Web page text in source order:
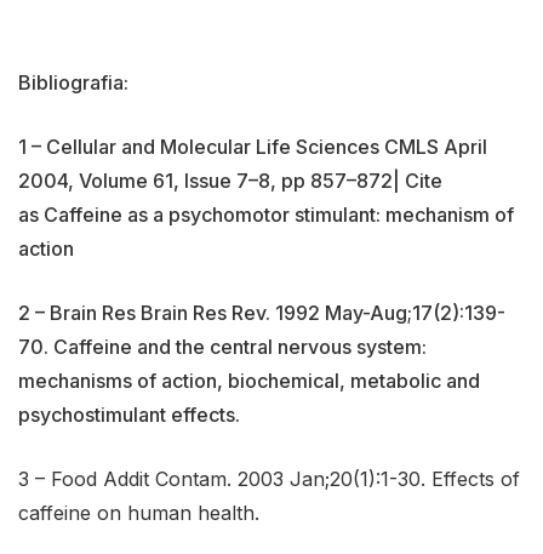
Bibliografia:
1 – Cellular and Molecular Life Sciences CMLS April
2004, Volume 61, Issue 7–8, pp 857–872| Cite
as Caffeine as a psychomotor stimulant: mechanism of
action
2 – Brain Res Brain Res Rev. 1992 May-Aug;17(2):139-
70. Caffeine and the central nervous system:
mechanisms of action, biochemical, metabolic and
psychostimulant effects.
3 – Food Addit Contam. 2003 Jan;20(1):1-30. Effects of
caffeine on human health.